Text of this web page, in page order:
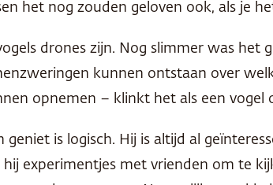
het nog zouden geloven ook, als je
drones zijn. Nog slimmer was het
kunnen ontstaan over
opnemen – klinkt het als een vogel
geniet is logisch. Hij is altijd al
experimentjes met vrienden om te